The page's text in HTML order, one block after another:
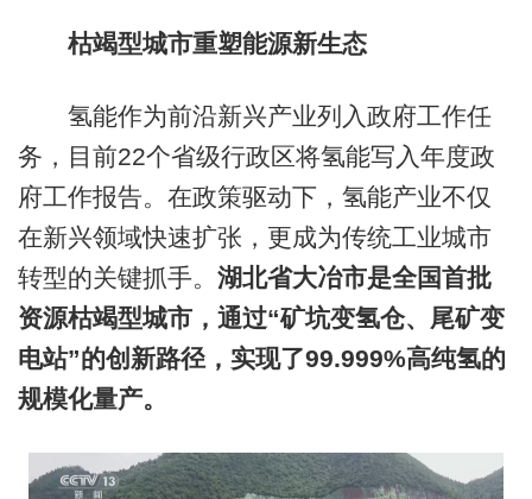
枯竭型城市重塑能源新生态
氢能作为前沿新兴产业列入政府工作任
务，目前22个省级行政区将氢能写入年度政
府工作报告。在政策驱动下，氢能产业不仅
在新兴领域快速扩张，更成为传统工业城市
转型的关键抓手。 湖北省大冶市是全国首批
资源枯竭型城市，通过“矿坑变氢仓、尾矿变
电站”的创新路径，实现了99.999%高纯氢的
规模化量产。